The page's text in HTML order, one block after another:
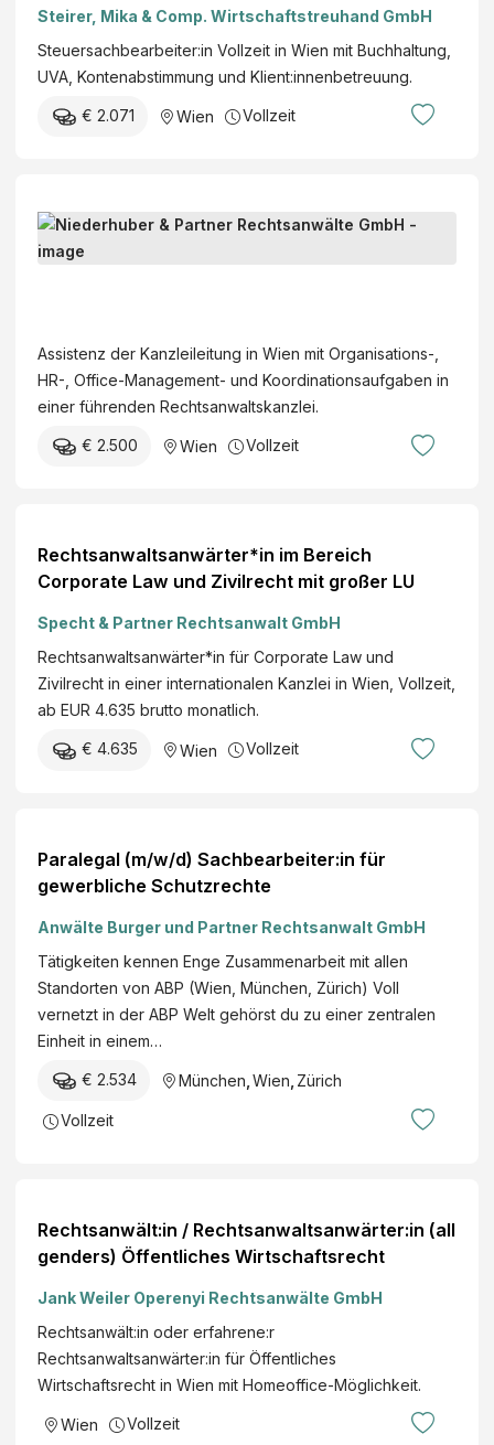
Steirer, Mika & Comp. Wirtschaftstreuhand GmbH
Steuersachbearbeiter:in Vollzeit in Wien mit Buchhaltung,
UVA, Kontenabstimmung und Klient:innenbetreuung.
€ 2.071 Wien Vollzeit
A
s
t
e
n
K
a
z
l
e
i
n
g
V
o
l
l
z
t
w
/
)
e
d
r
&
r
t
n
c
t
s
a
n
w
ä
e
H
Assistenz der Kanzleileitung in Wien mit Organisations-,
HR-, Office-Management- und Koordinationsaufgaben in
einer führenden Rechtsanwaltskanzlei.
€ 2.500 Wien Vollzeit
Rechtsanwaltsanwärter*in im Bereich
Corporate Law und Zivilrecht mit großer LU
Specht & Partner Rechtsanwalt GmbH
Rechtsanwaltsanwärter*in für Corporate Law und
Zivilrecht in einer internationalen Kanzlei in Wien, Vollzeit,
ab EUR 4.635 brutto monatlich.
€ 4.635 Wien Vollzeit
Paralegal (m/w/d) Sachbearbeiter:in für
gewerbliche Schutzrechte
Anwälte Burger und Partner Rechtsanwalt GmbH
Tätigkeiten kennen Enge Zusammenarbeit mit allen
Standorten von ABP (Wien, München, Zürich) Voll
vernetzt in der ABP Welt gehörst du zu einer zentralen
Einheit in einem…
€ 2.534 München Wien Zürich
Vollzeit
Rechtsanwält:in / Rechtsanwaltsanwärter:in (all
genders) Öffentliches Wirtschaftsrecht
Jank Weiler Operenyi Rechtsanwälte GmbH
Rechtsanwält:in oder erfahrene:r
Rechtsanwaltsanwärter:in für Öffentliches
Wirtschaftsrecht in Wien mit Homeoffice-Möglichkeit.
Wien Vollzeit